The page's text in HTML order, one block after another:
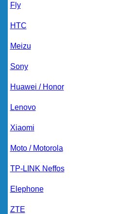
Fly
HTC
Meizu
Sony
Huawei / Honor
Lenovo
Xiaomi
Moto / Motorola
TP-LINK Neffos
Elephone
ZTE